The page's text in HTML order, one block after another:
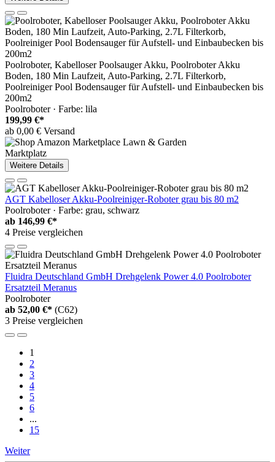
Poolroboter, Kabelloser Poolsauger Akku, Poolroboter Akku
Boden, 180 Min Laufzeit, Auto-Parking, 2.7L Filterkorb,
Poolreiniger Pool Bodensauger für Aufstell- und Einbaubecken bis
200m2
Poolroboter · Farbe: lila
199,99 €*
ab 0,00 € Versand
Marktplatz
Weitere Details
AGT Kabelloser Akku-Poolreiniger-Roboter grau bis 80 m2
Poolroboter · Farbe: grau, schwarz
ab 146,99 €*
4 Preise vergleichen
Fluidra Deutschland GmbH Drehgelenk Power 4.0 Poolroboter
Ersatzteil Meranus
Poolroboter
ab 52,00 €* (C62)
3 Preise vergleichen
1
2
3
4
5
6
...
15
Weiter